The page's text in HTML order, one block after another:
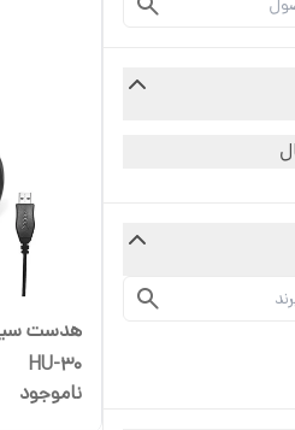
HU-30
ناموجود